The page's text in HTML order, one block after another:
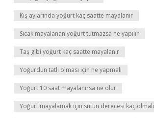
Kış aylarında yoğurt kaç saatte mayalanır
Sıcak mayalanan yoğurt tutmazsa ne yapılır
Taş gibi yoğurt kaç saatte mayalanır
Yoğurdun tatlı olması için ne yapmalı
Yoğurt 10 saat mayalanırsa ne olur
Yoğurt mayalamak için sütün derecesi kaç olmalı